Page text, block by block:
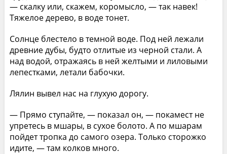
— скалку или, скажем, коромысло, — так навек!
Тяжелое дерево, в воде тонет.
Солнце блестело в темной воде. Под ней лежали
древние дубы, будто отлитые из черной стали. А
над водой, отражаясь в ней желтыми и лиловыми
лепестками, летали бабочки.
Лялин вывел нас на глухую дорогу.
— Прямо ступайте, — показал он, — покамест не
упретесь в мшары, в сухое болото. А по мшарам
пойдет тропка до самого озера. Только сторожко
идите, — там колков много.